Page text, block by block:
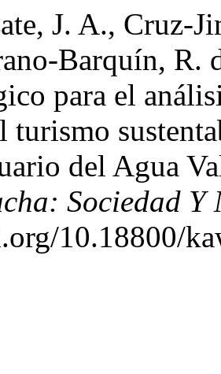
J. A., Cruz-
Barquín, R.
para el
turismo
del Agua
Sociedad Y
10.18800/